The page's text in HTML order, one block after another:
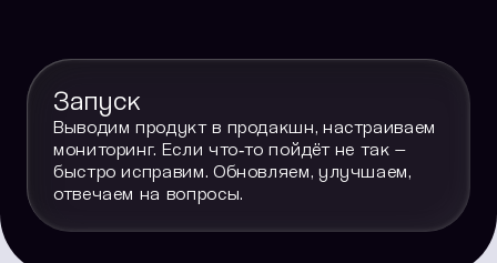
Запуск
Выводим продукт в продакшн, настраиваем
мониторинг. Если что‑то пойдёт не так —
быстро исправим. Обновляем, улучшаем,
отвечаем на вопросы.